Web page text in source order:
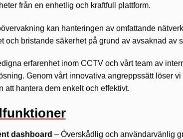
från en enhetlig och kraftfull plattform.
kan hanteringen av omfattande
och bristande säkerhet på grund av avsaknad av
erfarenhet inom CCTV och vårt team av
Genom vårt innovativa angreppssätt löser
att hantera dem enkelt och effektivt.
dashboard – Överskådlig och användarvänlig